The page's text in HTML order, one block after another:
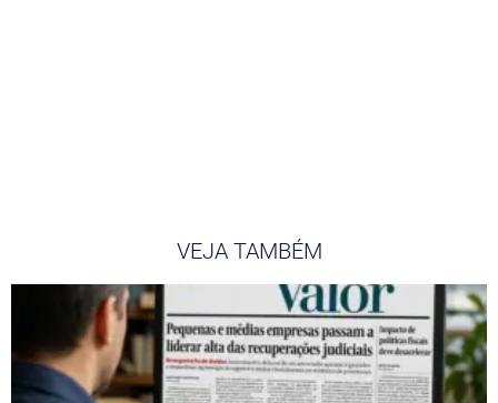
VEJA TAMBÉM